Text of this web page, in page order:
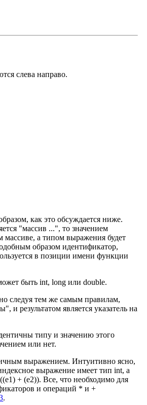
слева направо.
как это обсуждается ниже.
"массив ...", то значением
массиве, а типом выражения будет
образом идентификатор,
в позиции имени функции
быть int, long или double.
следуя тем же самым правилам,
результатом является указатель на
типу и значению этого
или нет.
выражением. Интуитивно ясно,
выражение имеет тип int, а
+ (е2)). Все, что необходимо для
и операций * и +
.